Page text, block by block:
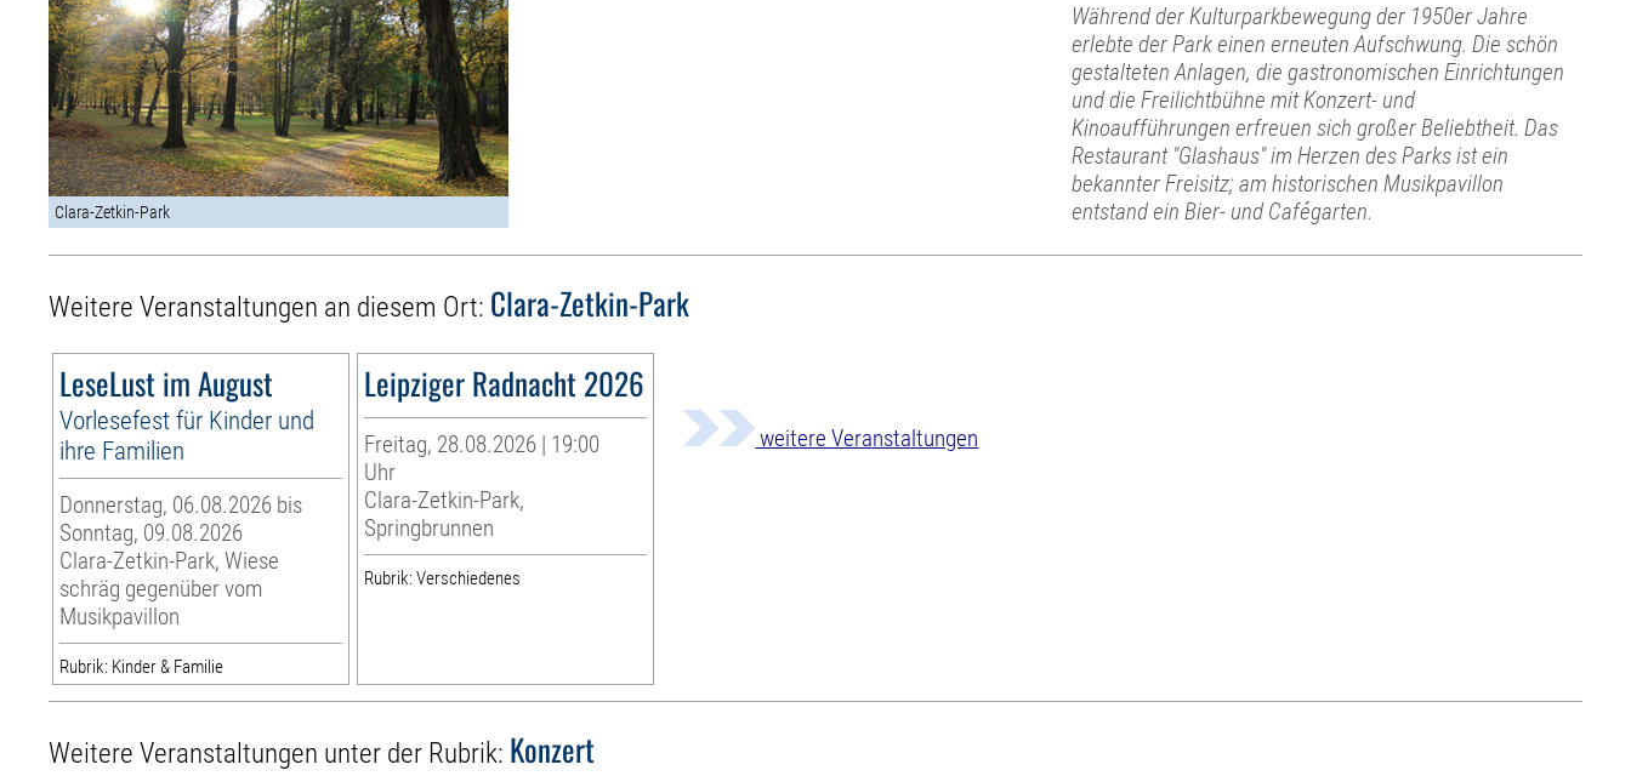
Clara-Zetkin-Park
Während der Kulturparkbewegung der 1950er Jahre
erlebte der Park einen erneuten Aufschwung. Die schön
gestalteten Anlagen, die gastronomischen Einrichtungen
und die Freilichtbühne mit Konzert- und
Kinoaufführungen erfreuen sich großer Beliebtheit. Das
Restaurant "Glashaus" im Herzen des Parks ist ein
bekannter Freisitz; am historischen Musikpavillon
entstand ein Bier- und Cafégarten.
Weitere Veranstaltungen an diesem Ort: Clara-Zetkin-Park
LeseLust im August
Vorlesefest für Kinder und
ihre Familien
Donnerstag, 06.08.2026 bis
Sonntag, 09.08.2026
Clara-Zetkin-Park, Wiese
schräg gegenüber vom
Musikpavillon
Rubrik: Kinder & Familie
Leipziger Radnacht 2026
Freitag, 28.08.2026 | 19:00
Uhr
Clara-Zetkin-Park,
Springbrunnen
Rubrik: Verschiedenes
weitere Veranstaltungen
Weitere Veranstaltungen unter der Rubrik: Konzert